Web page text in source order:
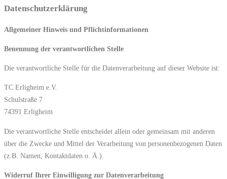
Datenschutzerklärung
Allgemeiner Hinweis und Pflichtinformationen
Benennung der verantwortlichen Stelle
Die verantwortliche Stelle für die Datenverarbeitung auf dieser Website ist:
TC Erligheim e.V.
Schulstraße 7
74391 Erligheim
Die verantwortliche Stelle entscheidet allein oder gemeinsam mit anderen
über die Zwecke und Mittel der Verarbeitung von personenbezogenen Daten
(z.B. Namen, Kontaktdaten o. Ä.).
Widerruf Ihrer Einwilligung zur Datenverarbeitung